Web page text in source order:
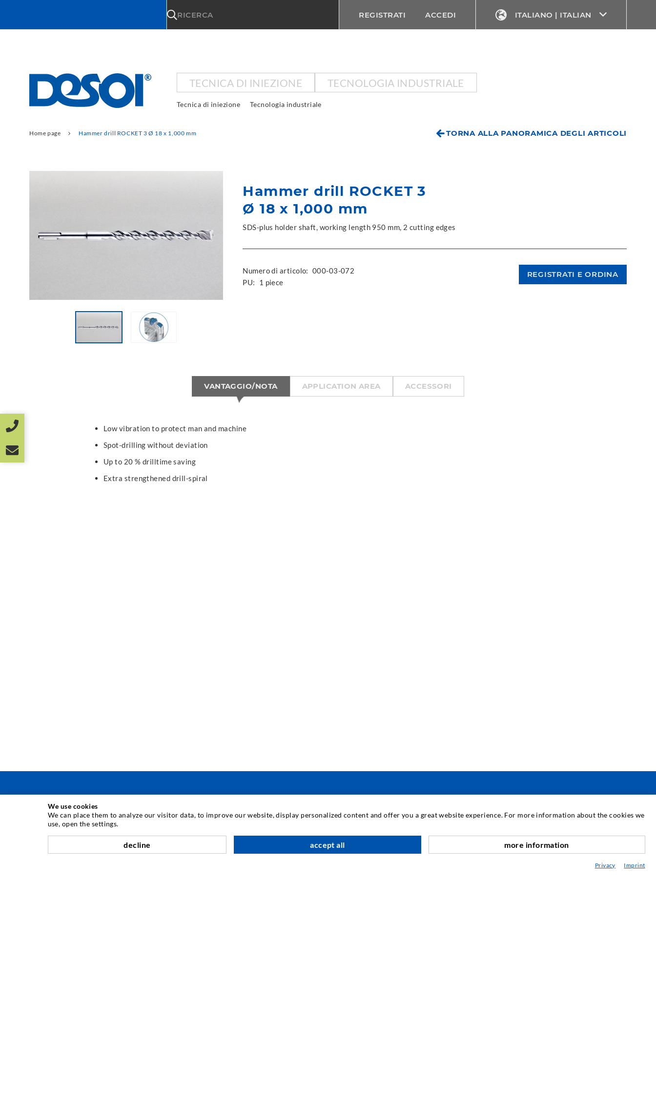
RICERCA REGISTRATI ACCEDI ITALIANO | ITALIAN
TECNICA DI INIEZIONE TECNOLOGIA INDUSTRIALE
Tecnica di iniezione Tecnologia industriale
TORNA ALLA PANORAMICA DEGLI ARTICOLI
Home page Hammer drill ROCKET 3 Ø 18 x 1,000 mm
Hammer drill ROCKET 3
Ø 18 x 1,000 mm
SDS-plus holder shaft, working length 950 mm, 2 cutting edges
Numero di articolo: 000-03-072
PU:
1 piece
VANTAGGIO/NOTA APPLICATION AREA ACCESSORI
Low vibration to protect man and machine
Spot-drilling without deviation
Up to 20 % drilltime saving
Extra strengthened drill-spiral
TECNICA DI INIEZIONE
Iniezione di crepe
Barriera orizzontale
TECNOLOGIA INDUSTRIALE SERVIZIO
Mediateca
Consulenza / Pianificazione / Esecuzione
We use cookies
We can place them to analyze our visitor data, to improve our website, display personalized content and offer you a great website experience. For more information about the cookies we
use, open the settings.
decline accept all more information
Privacy Imprint